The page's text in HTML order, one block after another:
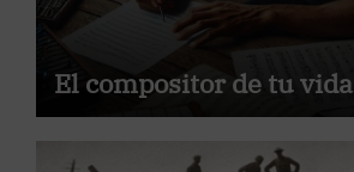
El compositor de tu vida